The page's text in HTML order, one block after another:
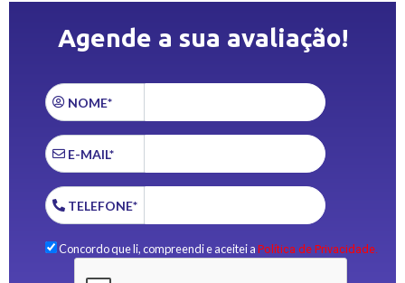
Agende a sua avaliação!
NOME*
E-MAIL*
TELEFONE*
Concordo que li, compreendi e aceitei a Política de Privacidade.